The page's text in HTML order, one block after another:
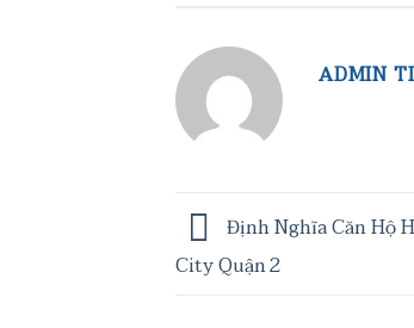
ADMIN
Định Nghĩa Căn Hộ
City Quận 2